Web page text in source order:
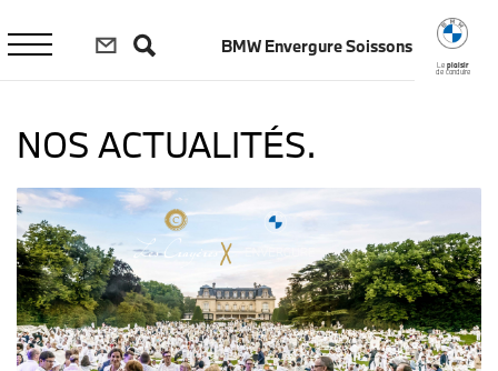
contenu
principal
BMW Envergure Soissons
Le plaisir
de conduire
NOS ACTUALITÉS.